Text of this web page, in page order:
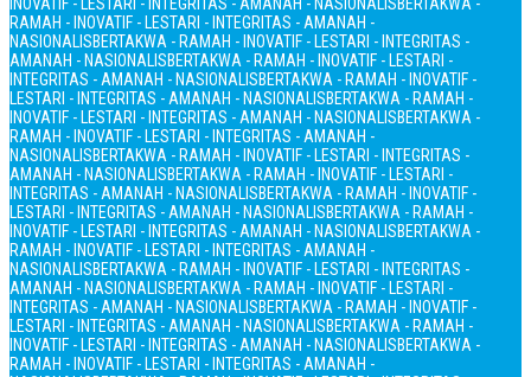
RAMAH - INOVATIF - LESTARI - INTEGRITAS - AMANAH -
NASIONALISBERTAKWA - RAMAH - INOVATIF - LESTARI - INTEGRITAS -
AMANAH - NASIONALISBERTAKWA - RAMAH - INOVATIF - LESTARI -
INTEGRITAS - AMANAH - NASIONALISBERTAKWA - RAMAH - INOVATIF -
LESTARI - INTEGRITAS - AMANAH - NASIONALISBERTAKWA - RAMAH -
INOVATIF - LESTARI - INTEGRITAS - AMANAH - NASIONALISBERTAKWA -
RAMAH - INOVATIF - LESTARI - INTEGRITAS - AMANAH -
NASIONALISBERTAKWA - RAMAH - INOVATIF - LESTARI - INTEGRITAS -
AMANAH - NASIONALISBERTAKWA - RAMAH - INOVATIF - LESTARI -
INTEGRITAS - AMANAH - NASIONALISBERTAKWA - RAMAH - INOVATIF -
LESTARI - INTEGRITAS - AMANAH - NASIONALISBERTAKWA - RAMAH -
INOVATIF - LESTARI - INTEGRITAS - AMANAH - NASIONALISBERTAKWA -
RAMAH - INOVATIF - LESTARI - INTEGRITAS - AMANAH -
NASIONALISBERTAKWA - RAMAH - INOVATIF - LESTARI - INTEGRITAS -
AMANAH - NASIONALISBERTAKWA - RAMAH - INOVATIF - LESTARI -
INTEGRITAS - AMANAH - NASIONALISBERTAKWA - RAMAH - INOVATIF -
LESTARI - INTEGRITAS - AMANAH - NASIONALISBERTAKWA - RAMAH -
INOVATIF - LESTARI - INTEGRITAS - AMANAH - NASIONALISBERTAKWA -
RAMAH - INOVATIF - LESTARI - INTEGRITAS - AMANAH -